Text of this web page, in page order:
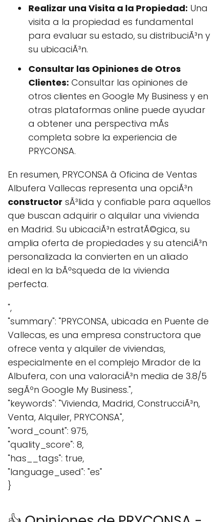
Realizar una Visita a la Propiedad: Una
visita a la propiedad es fundamental
para evaluar su estado, su distribuciÃ³n y
su ubicaciÃ³n.
Consultar las Opiniones de Otros
Clientes: Consultar las opiniones de
otros clientes en Google My Business y en
otras plataformas online puede ayudar
a obtener una perspectiva mÃs
completa sobre la experiencia de
PRYCONSA.
En resumen, PRYCONSA â Oficina de Ventas
Albufera Vallecas representa una opciÃ³n
constructor sÃ³lida y confiable para aquellos
que buscan adquirir o alquilar una vivienda
en Madrid. Su ubicaciÃ³n estratÃ©gica, su
amplia oferta de propiedades y su atenciÃ³n
personalizada la convierten en un aliado
ideal en la bÃºsqueda de la vivienda
perfecta.
",
"summary": "PRYCONSA, ubicada en Puente de
Vallecas, es una empresa constructora que
ofrece venta y alquiler de viviendas,
especialmente en el complejo Mirador de la
Albufera, con una valoraciÃ³n media de 3.8/5
segÃºn Google My Business.",
"keywords": "Vivienda, Madrid, ConstrucciÃ³n,
Venta, Alquiler, PRYCONSA",
"word_count": 975,
"quality_score": 8,
"has__tags": true,
"language_used": "es"
}